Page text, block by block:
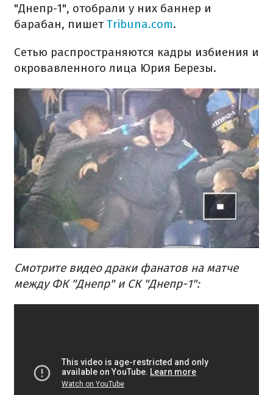
"Днепр-1", отобрали у них баннер и
барабан, пишетTribuna.com.
Сетью распространяются кадры избиения и
окровавленного лица Юрия Березы.
Смотрите видео драки фанатов на матче
между ФК "Днепр" и СК "Днепр-1":